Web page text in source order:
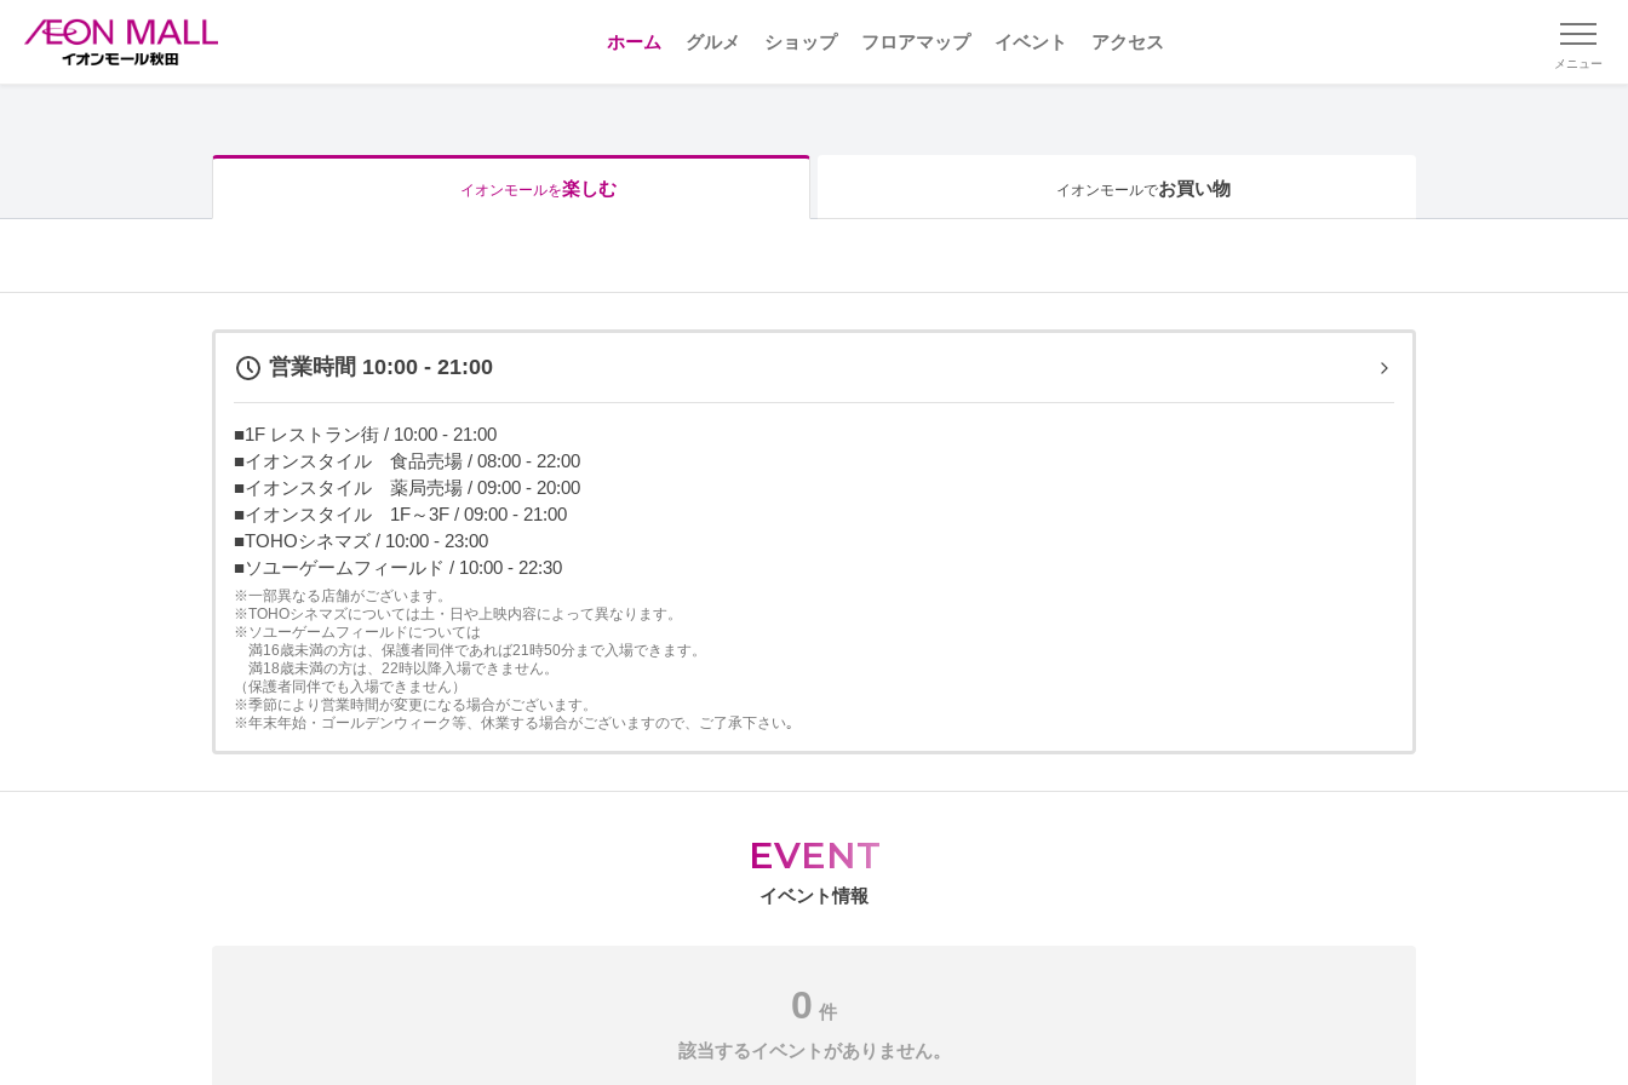
ホーム グルメ ショップ フロアマップ イベント アクセス
メニュー
イオンモールを楽しむ イオンモールでお買い物
営業時間 10:00 - 21:00
■1F レストラン街 / 10:00 - 21:00
■イオンスタイル 食品売場 / 08:00 - 22:00
■イオンスタイル 薬局売場 / 09:00 - 20:00
■イオンスタイル 1F～3F / 09:00 - 21:00
■TOHOシネマズ / 10:00 - 23:00
■ソユーゲームフィールド / 10:00 - 22:30
※一部異なる店舗がございます。
※TOHOシネマズについては土・日や上映内容によって異なります。
※ソユーゲームフィールドについては
満16歳未満の方は、保護者同伴であれば21時50分まで入場できます。
満18歳未満の方は、22時以降入場できません。
（保護者同伴でも入場できません）
※季節により営業時間が変更になる場合がございます。
※年末年始・ゴールデンウィーク等、休業する場合がございますので、ご了承下さい｡
EVENT
イベント情報
0 件
該当するイベントがありません。